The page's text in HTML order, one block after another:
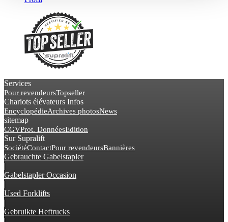
Services
Pour revendeursTopseller
Chariots élévateurs Infos
EncyclopédieArchives photosNews
sitemap
CGVProt. DonnéesEdition
Sur Supralift
SociétéContactPour revendeursBannières
Gebrauchte Gabelstapler
|
Gabelstapler Occasion
|
Used Forklifts
|
Gebruikte Heftrucks